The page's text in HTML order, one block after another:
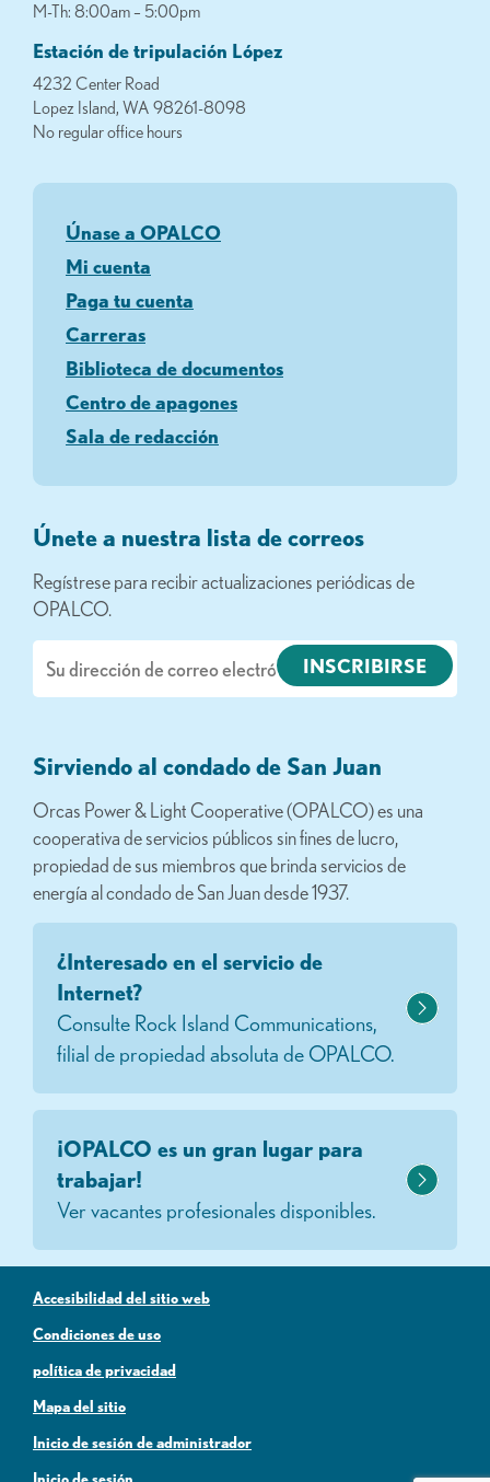
M-Th: 8:00am – 5:00pm
Estación de tripulación López
4232 Center Road
Lopez Island, WA 98261-8098
No regular office hours
Únase a OPALCO
Mi cuenta
Paga tu cuenta
Carreras
Biblioteca de documentos
Centro de apagones
Sala de redacción
Únete a nuestra lista de correos
Regístrese para recibir actualizaciones periódicas de
OPALCO.
electrónico
Sirviendo al condado de San Juan
Orcas Power & Light Cooperative (OPALCO) es una
cooperativa de servicios públicos sin fines de lucro,
propiedad de sus miembros que brinda servicios de
energía al condado de San Juan desde 1937.
¿Interesado en el servicio de
Internet?
Consulte Rock Island Communications,
filial de propiedad absoluta de OPALCO.
¡OPALCO es un gran lugar para
trabajar!
Ver vacantes profesionales disponibles.
Accesibilidad del sitio web
Condiciones de uso
política de privacidad
Mapa del sitio
Inicio de sesión de administrador